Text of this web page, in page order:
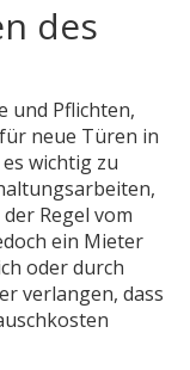
des
und Pflichten,
für neue Türen in
wichtig zu
Regel vom
ein Mieter
oder durch
verlangen, dass